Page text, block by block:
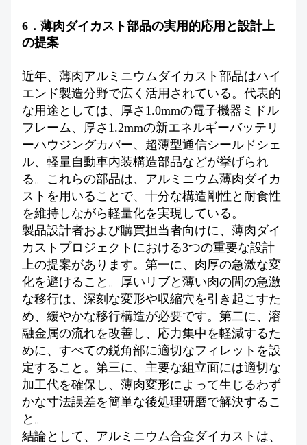
6．薄肉ダイカスト部品の実用的応用と設計上
の提案
近年、薄肉アルミニウムダイカスト部品はハイ
エンド製造分野で広く活用されている。代表的
な用途としては、厚さ1.0mmの電子機器ミドル
フレーム、厚さ1.2mmの新エネルギーバッテリ
ーハウジングカバー、超薄型通信シールドシェ
ル、軽量自動車内装構造部品などが挙げられ
る。これらの部品は、アルミニウム薄肉ダイカ
ストを用いることで、十分な構造剛性と耐食性
を維持しながら軽量化を実現している。
製品設計者および購買担当者向けに、薄肉ダイ
カストプロジェクトにおける3つの重要な設計
上の提案があります。第一に、肉厚の急激な変
化を避けること。厚いリブと薄い肉の間の急激
な移行は、深刻な変形や収縮穴を引き起こすた
め、緩やかな移行構造が必要です。第二に、溶
融金属の流れを改善し、応力集中を軽減するた
めに、すべての鋭角部に適切なフィレットを設
定すること。第三に、主要な組立面には適切な
加工代を確保し、薄肉変形によって生じるわず
かな寸法誤差を簡単な後処理研磨で解決するこ
と。
結論として、アルミニウム合金ダイカストは、